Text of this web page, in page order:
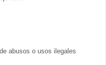
abusos o usos ilegales